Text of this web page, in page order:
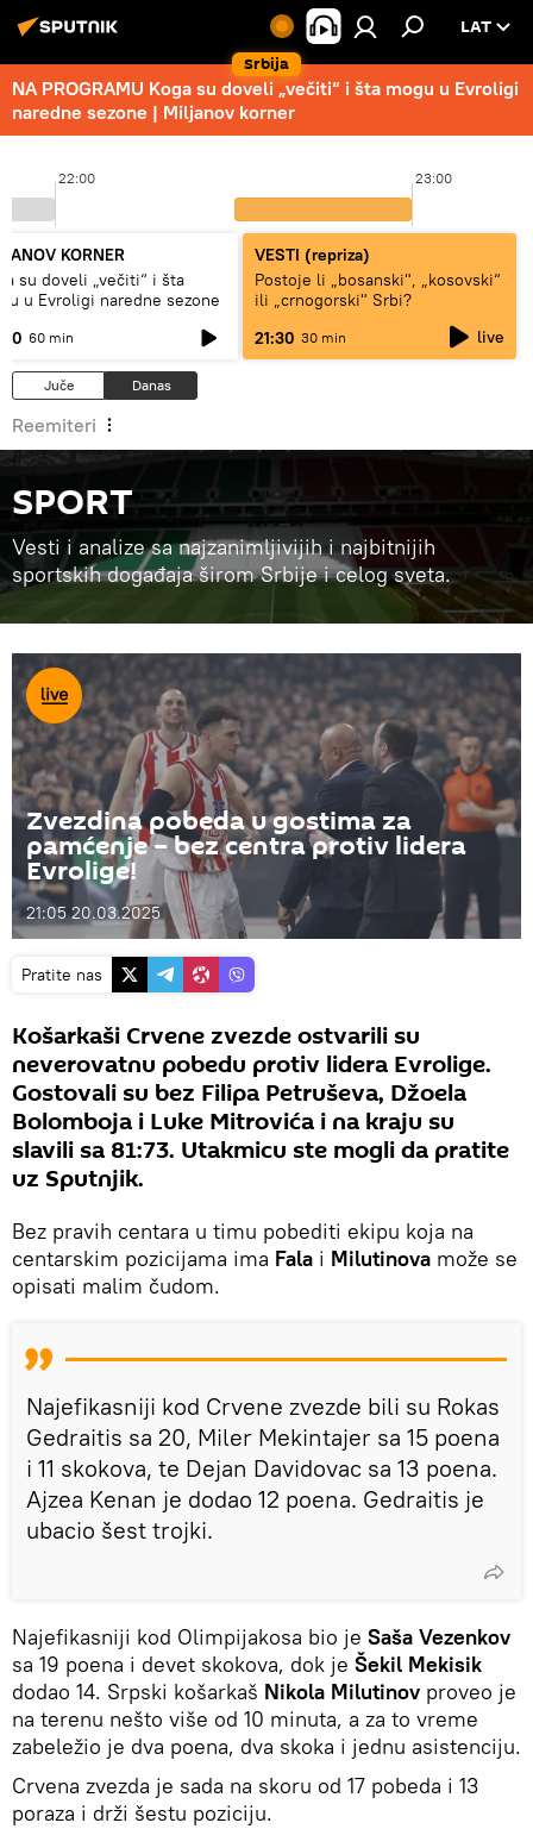
Srbija
LAT
NA PROGRAMU Koga su doveli „večiti“ i šta mogu u Evroligi
naredne sezone | Miljanov korner
22:00 23:00
KORNER
su doveli „večiti“ i šta
u Evroligi naredne sezone
60 min
VESTI (repriza)
Postoje li „bosanski", „kosovski“
ili „crnogorski" Srbi?
21:30 30 min live
Juče Danas
Reemiteri
SPORT
Vesti i analize sa najzanimljivijih i najbitnijih
sportskih događaja širom Srbije i celog sveta.
Zvezdina pobeda u gostima za
pamćenje – bez centra protiv lidera
Evrolige!
21:05 20.03.2025
Pratite nas
Košarkaši Crvene zvezde ostvarili su
neverovatnu pobedu protiv lidera Evrolige.
Gostovali su bez Filipa Petruševa, Džoela
Bolomboja i Luke Mitrovića i na kraju su
slavili sa 81:73. Utakmicu ste mogli da pratite
uz Sputnjik.
Bez pravih centara u timu pobediti ekipu koja na
centarskim pozicijama ima Fala i Milutinova može se
opisati malim čudom.
Najefikasniji kod Crvene zvezde bili su Rokas
Gedraitis sa 20, Miler Mekintajer sa 15 poena
i 11 skokova, te Dejan Davidovac sa 13 poena.
Ajzea Kenan je dodao 12 poena. Gedraitis je
ubacio šest trojki.
Najefikasniji kod Olimpijakosa bio je Saša Vezenkov
sa 19 poena i devet skokova, dok je Šekil Mekisik
dodao 14. Srpski košarkaš Nikola Milutinov proveo je
na terenu nešto više od 10 minuta, a za to vreme
zabeležio je dva poena, dva skoka i jednu asistenciju.
Crvena zvezda je sada na skoru od 17 pobeda i 13
poraza i drži šestu poziciju.